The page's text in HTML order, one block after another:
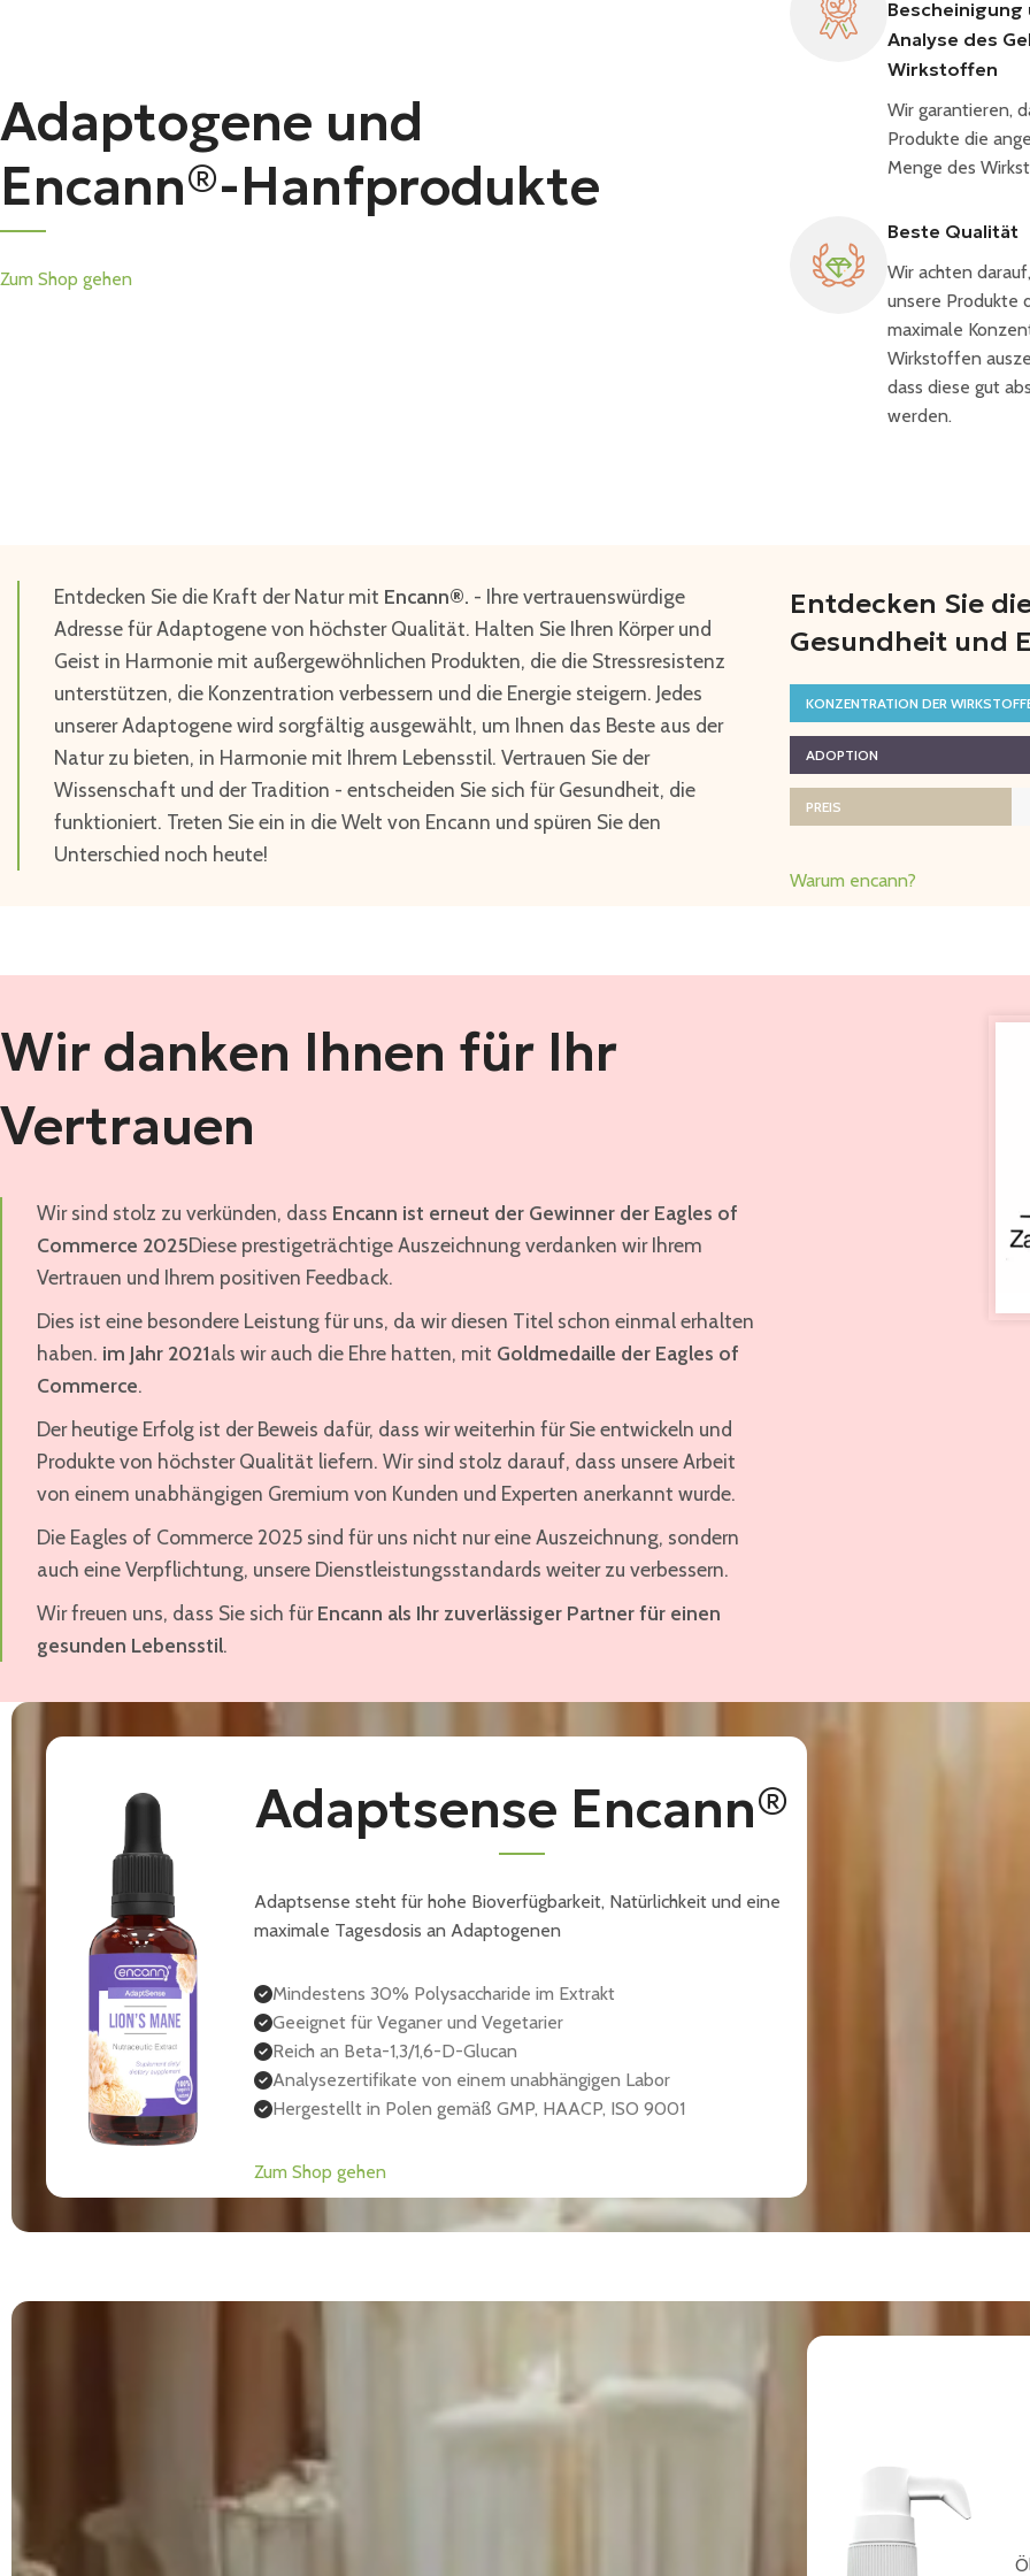
Adaptogene und
Encann®-Hanfprodukte
Zum Shop gehen
Bescheinigung
Analyse des
Wirkstoffen
Wir garantieren,
Produkte die
Menge des
Beste Qualität
Wir achten
unsere Produkte
maximale
Wirkstoffen
dass diese gut
werden.
Entdecken Sie die Kraft der Natur mit Encann®. - Ihre vertrauenswürdige
Adresse für Adaptogene von höchster Qualität. Halten Sie Ihren Körper und
Geist in Harmonie mit außergewöhnlichen Produkten, die die Stressresistenz
unterstützen, die Konzentration verbessern und die Energie steigern. Jedes
unserer Adaptogene wird sorgfältig ausgewählt, um Ihnen das Beste aus der
Natur zu bieten, in Harmonie mit Ihrem Lebensstil. Vertrauen Sie der
Wissenschaft und der Tradition - entscheiden Sie sich für Gesundheit, die
funktioniert. Treten Sie ein in die Welt von Encann und spüren Sie den
Unterschied noch heute!
Entdecken Sie
Gesundheit und
KONZENTRATION DER
ADOPTION
PREIS
Warum encann?
Wir danken Ihnen für Ihr
Vertrauen
Wir sind stolz zu verkünden, dass Encann ist erneut der Gewinner der Eagles of
Commerce 2025Diese prestigeträchtige Auszeichnung verdanken wir Ihrem
Vertrauen und Ihrem positiven Feedback.
Dies ist eine besondere Leistung für uns, da wir diesen Titel schon einmal erhalten
haben. im Jahr 2021als wir auch die Ehre hatten, mit Goldmedaille der Eagles of
Commerce.
Der heutige Erfolg ist der Beweis dafür, dass wir weiterhin für Sie entwickeln und
Produkte von höchster Qualität liefern. Wir sind stolz darauf, dass unsere Arbeit
von einem unabhängigen Gremium von Kunden und Experten anerkannt wurde.
Die Eagles of Commerce 2025 sind für uns nicht nur eine Auszeichnung, sondern
auch eine Verpflichtung, unsere Dienstleistungsstandards weiter zu verbessern.
Wir freuen uns, dass Sie sich fürEncann als Ihr zuverlässiger Partner für einen
gesunden Lebensstil.
Adaptsense Encann®
Adaptsense steht für hohe Bioverfügbarkeit, Natürlichkeit und eine
maximale Tagesdosis an Adaptogenen
Mindestens 30% Polysaccharide im Extrakt
Geeignet für Veganer und Vegetarier
Reich an Beta-1,3/1,6-D-Glucan
Analysezertifikate von einem unabhängigen Labor
Hergestellt in Polen gemäß GMP, HAACP, ISO 9001
Zum Shop gehen